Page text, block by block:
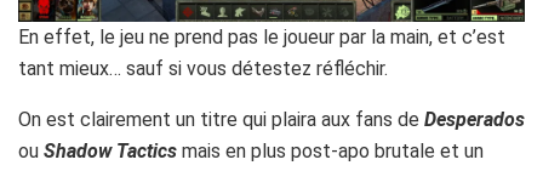
En effet, le jeu ne prend pas le joueur par la main, et c’est
tant mieux… sauf si vous détestez réfléchir.
On est clairement un titre qui plaira aux fans de Desperados
ou Shadow Tactics mais en plus post-apo brutale et un